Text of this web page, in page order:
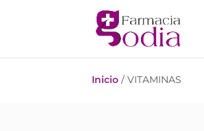
Inicio / VITAMINAS